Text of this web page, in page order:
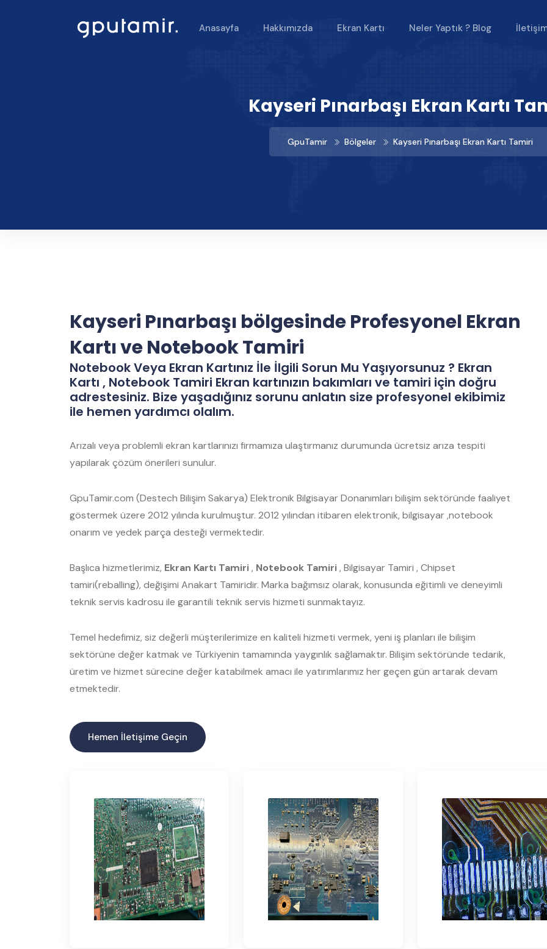
Anasayfa Hakkımızda Ekran Kartı Neler Yaptık ? Blog
Kayseri Pınarbaşı Ekran Kartı
GpuTamir Bölgeler Kayseri Pınarbaşı Ekran Kartı Tamiri
Kayseri Pınarbaşı bölgesinde Profesyonel Ekran
Kartı ve Notebook Tamiri
Notebook Veya Ekran Kartınız İle İlgili Sorun Mu Yaşıyorsunuz ? Ekran
Kartı , Notebook Tamiri Ekran kartınızın bakımları ve tamiri için doğru
adrestesiniz. Bize yaşadığınız sorunu anlatın size profesyonel ekibimiz
ile hemen yardımcı olalım.
Arızalı veya problemli ekran kartlarınızı firmamıza ulaştırmanız durumunda ücretsiz arıza tespiti
yapılarak çözüm önerileri sunulur.
GpuTamir.com (Destech Bilişim Sakarya) Elektronik Bilgisayar Donanımları bilişim sektöründe faaliyet
göstermek üzere 2012 yılında kurulmuştur. 2012 yılından itibaren elektronik, bilgisayar ,notebook
onarım ve yedek parça desteği vermektedir.
Başlıca hizmetlerimiz, Ekran Kartı Tamiri, Notebook Tamiri, Bilgisayar Tamiri , Chipset
tamiri(reballing), değişimi Anakart Tamiridir. Marka bağımsız olarak, konusunda eğitimli ve deneyimli
teknik servis kadrosu ile garantili teknik servis hizmeti sunmaktayız.
Temel hedefimiz, siz değerli müşterilerimize en kaliteli hizmeti vermek, yeni iş planları ile bilişim
sektörüne değer katmak ve Türkiyenin tamamında yaygınlık sağlamaktır. Bilişim sektöründe tedarik,
üretim ve hizmet sürecine değer katabilmek amacı ile yatırımlarımız her geçen gün artarak devam
etmektedir.
Hemen İletişime Geçin